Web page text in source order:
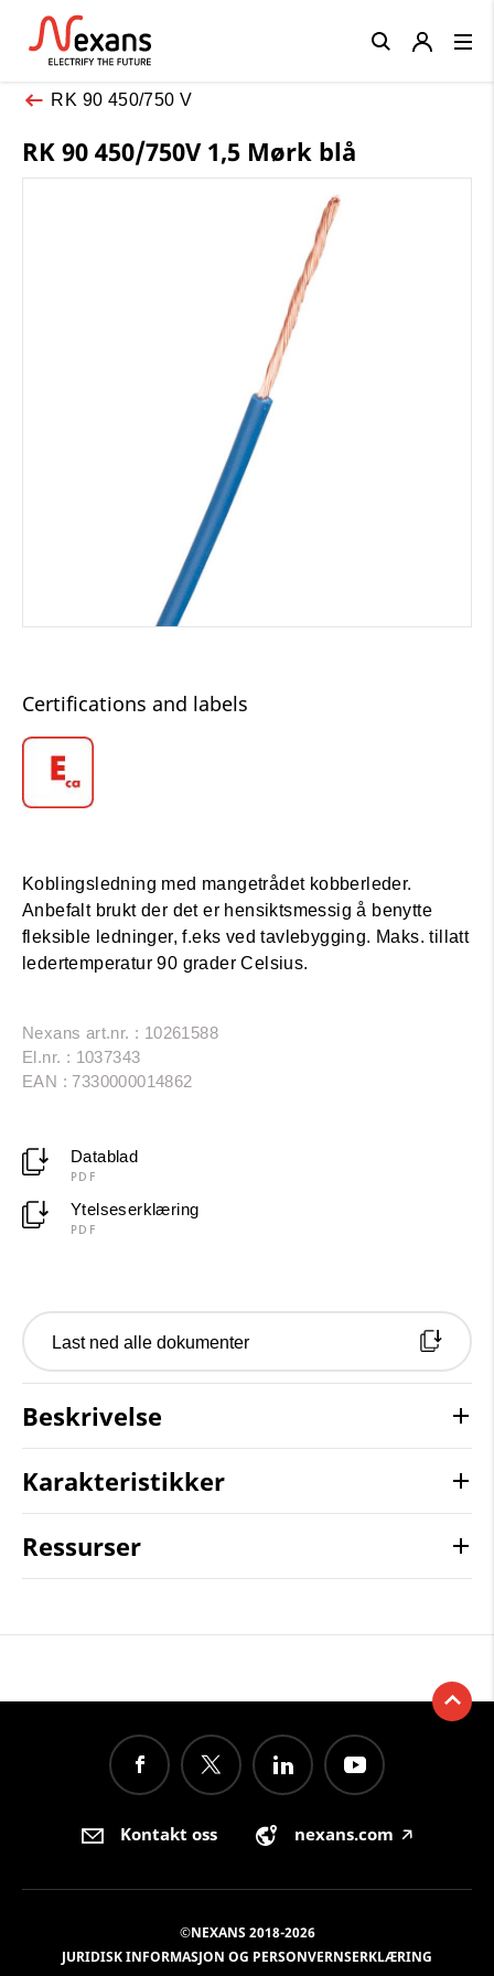
RK 90 450/750 V
RK 90 450/750V 1,5 Mørk blå
Certifications and labels
Koblingsledning med mangetrådet kobberleder.
Anbefalt brukt der det er hensiktsmessig å benytte
fleksible ledninger, f.eks ved tavlebygging. Maks. tillatt
ledertemperatur 90 grader Celsius.
Nexans art.nr. : 10261588
El.nr. : 1037343
EAN : 7330000014862
Datablad
PDF
Ytelseserklæring
PDF
Last ned alle dokumenter
Beskrivelse
Karakteristikker
Ressurser
Close
Kontakt oss nexans.com 🡥
©NEXANS 2018-2026
JURIDISK INFORMASJON OG PERSONVERNSERKLÆRING